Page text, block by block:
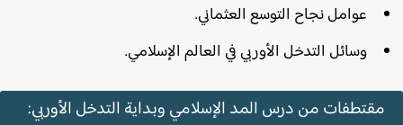
عوامل نجاح التوسع العثماني.
وسائل التدخل الأوربي في العالم الإسلامي.
مقتطفات من درس المد الإسلامي وبداية التدخل الأوربي: